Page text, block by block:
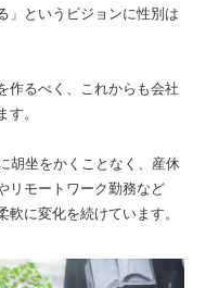
」というビジョンに性別は
作るべく、これからも会社
。
胡坐をかくことなく、産休
リモートワーク勤務など
に変化を続けています。